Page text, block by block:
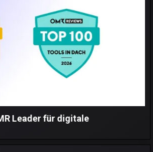
Leader für digitale